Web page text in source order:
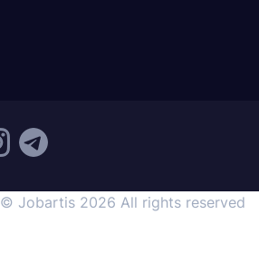
© Jobartis 2026 All rights reserved